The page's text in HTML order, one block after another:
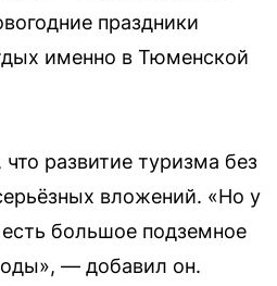
праздники
именно в Тюменской
развитие туризма без
вложений. «Но у
большое подземное
— добавил он.